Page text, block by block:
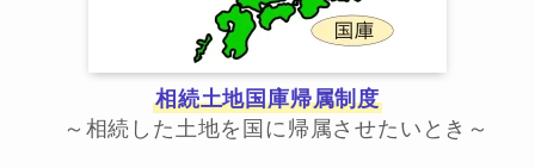
相続土地国庫帰属制度
～相続した土地を国に帰属させたいとき～